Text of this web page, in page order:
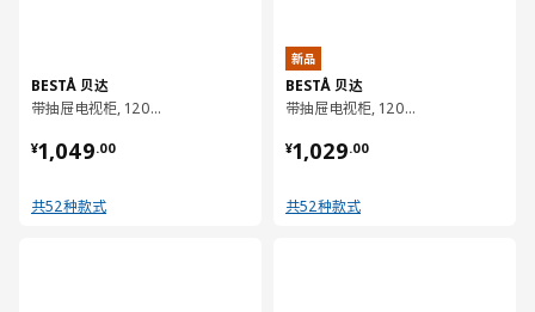
BESTÅ 贝达
带抽屉电视柜, 120x42x48 厘米
¥1,049.00
¥ 1049.00
共52种款式
新品
BESTÅ 贝达
带抽屉电视柜, 120x42x48 厘米
¥1,029.00
¥ 1029.00
共52种款式